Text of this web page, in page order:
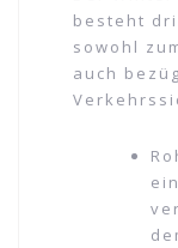
besteht
sowohl
auch